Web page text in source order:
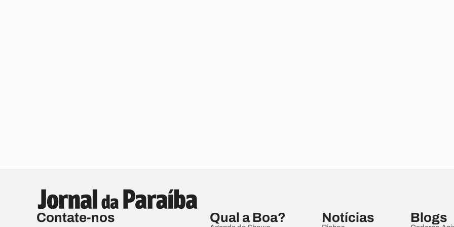
Contate-nos Qual a Boa? Notícias Blogs